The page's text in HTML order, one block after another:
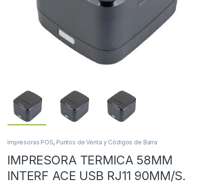
Impresoras POS, Puntos de Venta y Códigos de Barra
IMPRESORA TERMICA 58MM
INTERF ACE USB RJ11 90MM/S.